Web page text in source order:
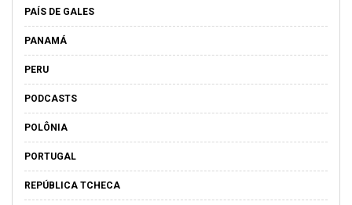
PAÍS DE GALES
PANAMÁ
PERU
PODCASTS
POLÔNIA
PORTUGAL
REPÚBLICA TCHECA